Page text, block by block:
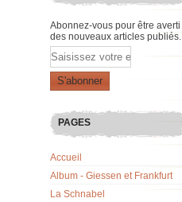
Abonnez-vous pour être averti
des nouveaux articles publiés.
Email
PAGES
Accueil
Album - Giessen et Frankfurt
La Schnabel